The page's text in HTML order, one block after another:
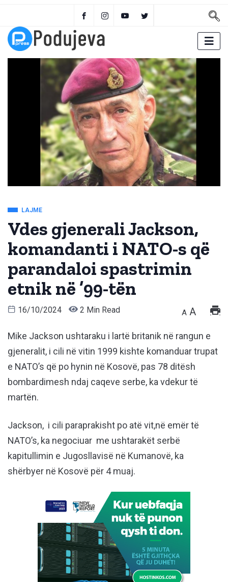
LAJME
Vdes gjenerali Jackson,
komandanti i NATO-s që
parandaloi spastrimin
etnik në ’99-tën
16/10/2024 2 Min Read A A
Mike Jackson ushtaraku i lartë britanik në rangun e
gjeneralit, i cili në vitin 1999 kishte komanduar trupat
e NATO’s që po hynin në Kosovë, pas 78 ditësh
bombardimesh ndaj caqeve serbe, ka vdekur të
martën.
Jackson, i cili paraprakisht po atë vit,në emër të
NATO’s, ka negociuar me ushtarakët serbë
kapitullimin e Jugosllavisë në Kumanovë, ka
shërbyer në Kosovë për 4 muaj.